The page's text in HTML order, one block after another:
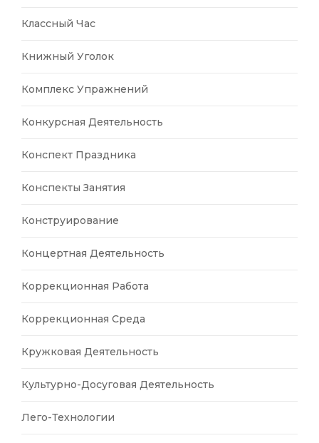
Классный Час
Книжный Уголок
Комплекс Упражнений
Конкурсная Деятельность
Конспект Праздника
Конспекты Занятия
Конструирование
Концертная Деятельность
Коррекционная Работа
Коррекционная Среда
Кружковая Деятельность
Культурно-Досуговая Деятельность
Лего-Технологии